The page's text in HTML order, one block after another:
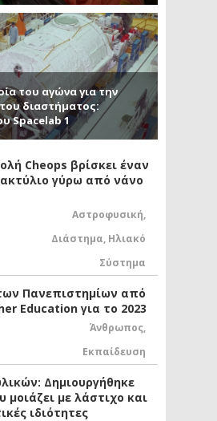
του αγώνα για την
διαστήματος:
Spacelab 1
Cheops βρίσκει έναν
γύρω από νάνο
Αστροφυσική,
Διάστημα, Ηλιακό
Σύστημα
Πανεπιστημίων από
Education για το 2023
Άνθρωπος,
Εκπαίδευση
Δημιουργήθηκε
μοιάζει με λάστιχο και
ιδιότητες